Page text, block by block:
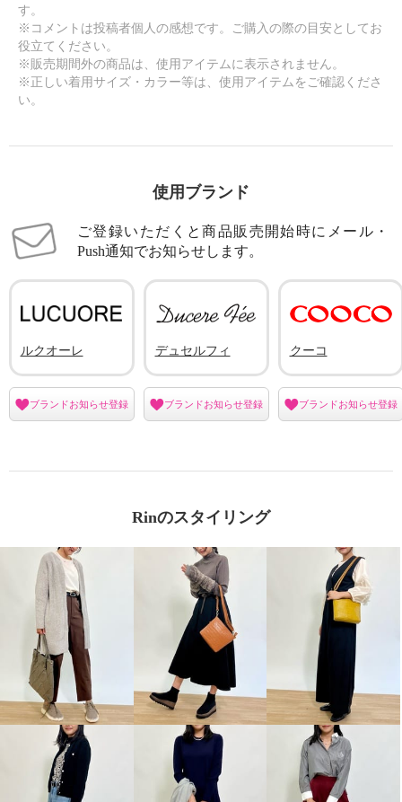
す。
※コメントは投稿者個人の感想です。ご購入の際の目安としてお
役立てください。
※販売期間外の商品は、使用アイテムに表示されません。
※正しい着用サイズ・カラー等は、使用アイテムをご確認くださ
い。
使用ブランド
ご登録いただくと商品販売開始時にメール・
Push通知でお知らせします。
ルクオーレ
ブランドお知らせ登録
デュセルフィ
ブランドお知らせ登録
クーコ
ブランドお知らせ登録
Rinのスタイリング